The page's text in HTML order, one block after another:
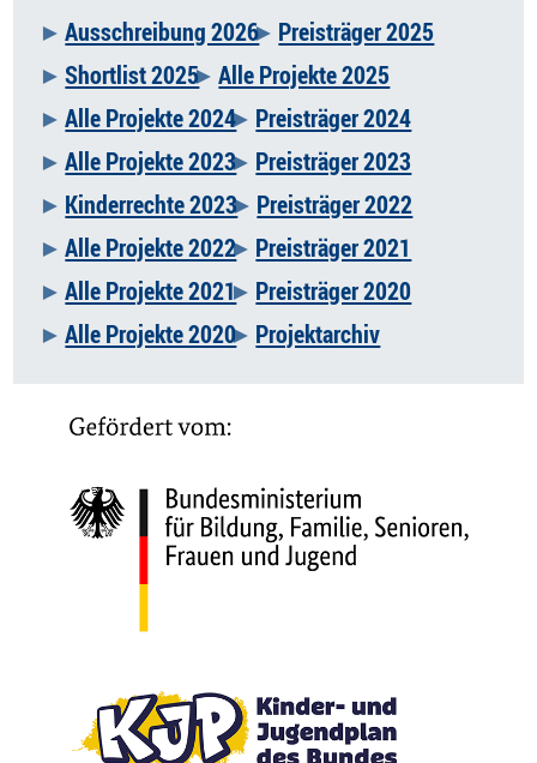
Navigation
überspringen
Ausschreibung 2026
Preisträger 2025
Shortlist 2025 Alle Projekte 2025
Alle Projekte 2024
Preisträger 2024
Alle Projekte 2023
Preisträger 2023
Kinderrechte 2023
Preisträger 2022
Alle Projekte 2022
Preisträger 2021
Alle Projekte 2021
Preisträger 2020
Alle Projekte 2020
Projektarchiv